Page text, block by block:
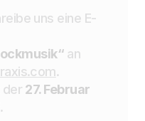
uns eine E-
an
.
27. Februar
.